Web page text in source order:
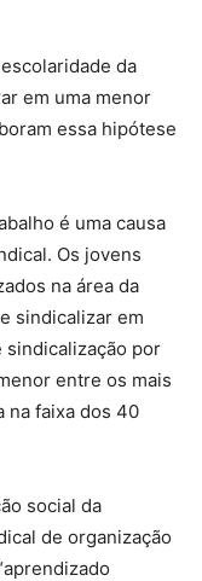
da
em uma menor
essa hipótese
é uma causa
Os jovens
na área da
sindicalizar em
sindicalização por
entre os mais
na faixa dos 40
social da
de organização